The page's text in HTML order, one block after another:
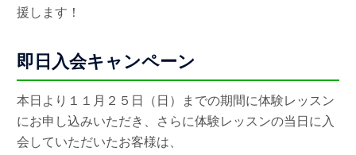
援します！
即日入会キャンペーン
本日より１１月２５日（日）までの期間に体験レッスン
にお申し込みいただき、さらに体験レッスンの当日に入
会していただいたお客様は、